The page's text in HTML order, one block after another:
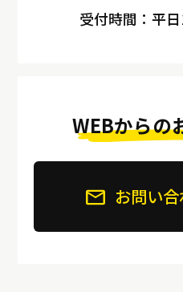
受付時間：平
WEBからの
お問い